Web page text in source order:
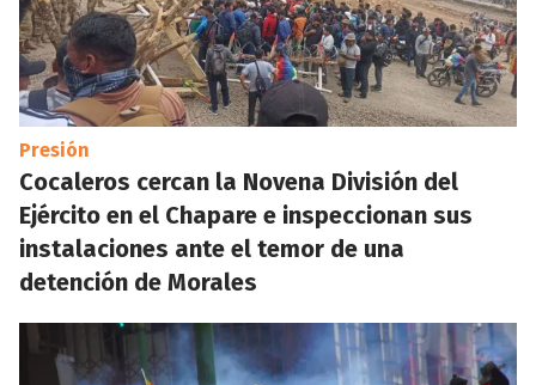
Presión
Cocaleros cercan la Novena División del
Ejército en el Chapare e inspeccionan sus
instalaciones ante el temor de una
detención de Morales